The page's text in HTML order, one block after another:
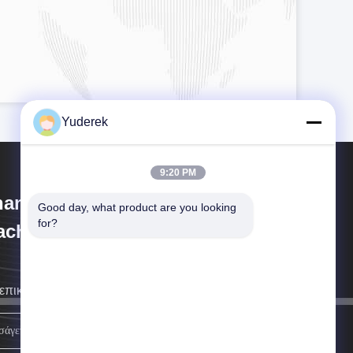
Xinyu Packaging
Co., Ltd.
μαζί σας το συντομότερο δυνατόν.
Yuderek
9:20 PM
Good day, what product are you looking
for?